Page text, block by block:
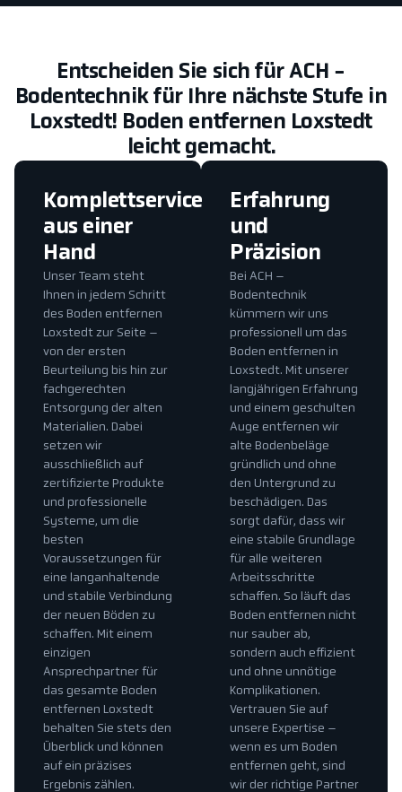
Entscheiden Sie sich für ACH -
Bodentechnik für Ihre nächste Stufe in
Loxstedt! Boden entfernen Loxstedt
leicht gemacht.
Erfahrung
und
Präzision
Bei ACH –
Bodentechnik
kümmern wir uns
professionell um das
Boden entfernen in
Loxstedt. Mit unserer
langjährigen Erfahrung
und einem geschulten
Auge entfernen wir
alte Bodenbeläge
gründlich und ohne
den Untergrund zu
beschädigen. Das
sorgt dafür, dass wir
eine stabile Grundlage
für alle weiteren
Arbeitsschritte
schaffen. So läuft das
Boden entfernen nicht
nur sauber ab,
sondern auch effizient
und ohne unnötige
Komplikationen.
Vertrauen Sie auf
unsere Expertise –
wenn es um Boden
entfernen geht, sind
wir der richtige Partner
Komplettservice
aus einer
Hand
Unser Team steht
Ihnen in jedem Schritt
des Boden entfernen
Loxstedt zur Seite –
von der ersten
Beurteilung bis hin zur
fachgerechten
Entsorgung der alten
Materialien. Dabei
setzen wir
ausschließlich auf
zertifizierte Produkte
und professionelle
Systeme, um die
besten
Voraussetzungen für
eine langanhaltende
und stabile Verbindung
der neuen Böden zu
schaffen. Mit einem
einzigen
Ansprechpartner für
das gesamte Boden
entfernen Loxstedt
behalten Sie stets den
Überblick und können
auf ein präzises
Ergebnis zählen.